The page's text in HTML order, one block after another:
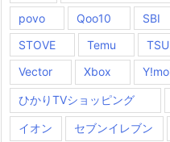
povo Qoo10 SBI
STOVE
Temu
Vector
Xbox
ひかりTVショッピング
イオン セブンイレブン